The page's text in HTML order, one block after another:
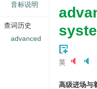
英
高级进场与
音标说明
查词历史
advanced